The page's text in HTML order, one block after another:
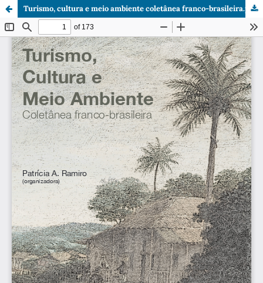
Turismo, cultura e meio ambiente coletânea franco-brasileira.pdf